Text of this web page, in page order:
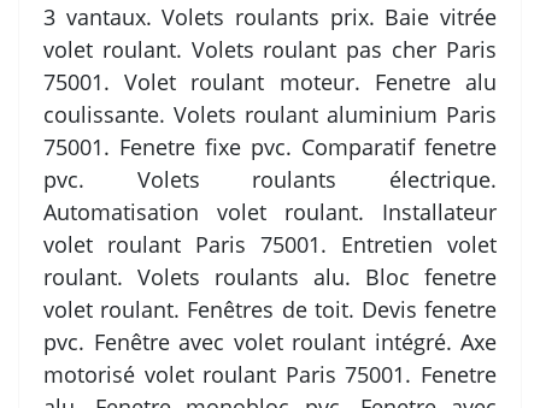
3 vantaux. Volets roulants prix. Baie vitrée
volet roulant. Volets roulant pas cher Paris
75001. Volet roulant moteur. Fenetre alu
coulissante. Volets roulant aluminium Paris
75001. Fenetre fixe pvc. Comparatif fenetre
pvc. Volets roulants électrique.
Automatisation volet roulant. Installateur
volet roulant Paris 75001. Entretien volet
roulant. Volets roulants alu. Bloc fenetre
volet roulant. Fenêtres de toit. Devis fenetre
pvc. Fenêtre avec volet roulant intégré. Axe
motorisé volet roulant Paris 75001. Fenetre